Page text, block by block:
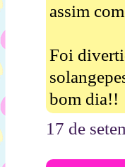
assim
Foi
bom dia!!
17 de